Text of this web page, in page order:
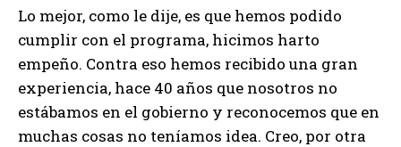
Lo mejor, como le dije, es que hemos podido
cumplir con el programa, hicimos harto
empeño. Contra eso hemos recibido una gran
experiencia, hace 40 años que nosotros no
estábamos en el gobierno y reconocemos que en
muchas cosas no teníamos idea. Creo, por otra